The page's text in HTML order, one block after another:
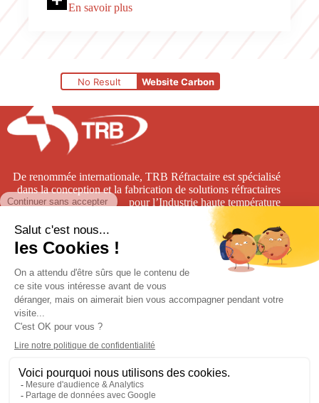
En savoir plus
No Result Website Carbon
De renommée internationale, TRB Réfractaire est spécialisé
dans la conception et la fabrication de solutions réfractaires
pour l’Industrie haute température
TRB
7 rue de la Neuville
62152 Nesles
France
+33 3 21 99 54 54
62 250 Leulinghen-Bernes
03 21 99 67 00